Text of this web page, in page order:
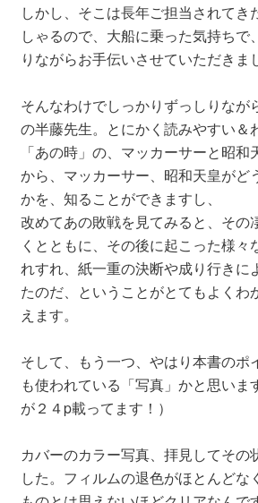
しかし、そこは長年ご担当されてき
しゃるので、大船に乗った気持ちで
りながらお手伝いさせていただきま
そんなわけでしっかりずっしりなが
の半藤先生。とにかく読みやすい＆
「あの時」の、マッカーサーと昭
から、マッカーサー、昭和天皇がど
かを、知ることができますし、
改めてあの敗戦を見てみると、その
くとともに、その後に起こった様々
れすれ、紙一重の決断や成り行きに
たのだ、ということがとてもよくわ
えます。
そして、もう一つ、やはり本書のポ
も使われている「写真」かと思いま
が２４p載ってます！）
カバーのカラー写真、拝見してその
した。フィルムの退色がほとんどな